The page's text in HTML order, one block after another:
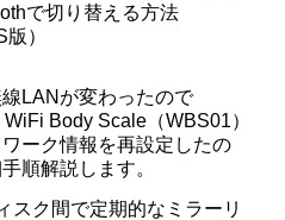
で切り替える方法
版）
LANが変わったので
Body Scale（WBS01）
ーク情報を再設定したの
順解説します。
スク間で定期的なミラーリ